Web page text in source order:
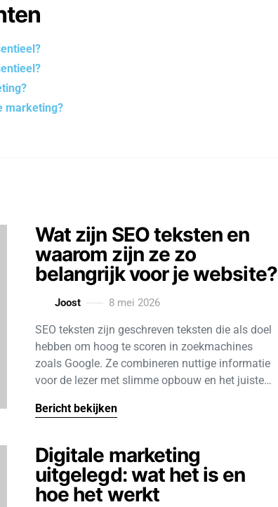
marketing?
Wat zijn SEO teksten en
waarom zijn ze zo
belangrijk voor je website?
Joost 8 mei 2026
SEO teksten zijn geschreven teksten die als doel
hebben om hoog te scoren in zoekmachines
zoals Google. Ze combineren nuttige informatie
voor de lezer met slimme opbouw en het juiste…
Bericht bekijken
Digitale marketing
uitgelegd: wat het is en
hoe het werkt